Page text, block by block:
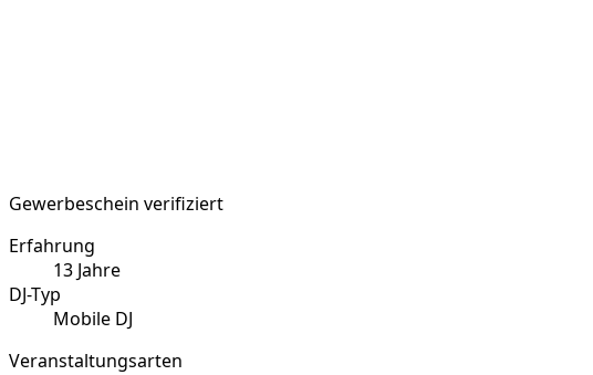
Gewerbeschein verifiziert
Erfahrung
13 Jahre
DJ-Typ
Mobile DJ
Veranstaltungsarten